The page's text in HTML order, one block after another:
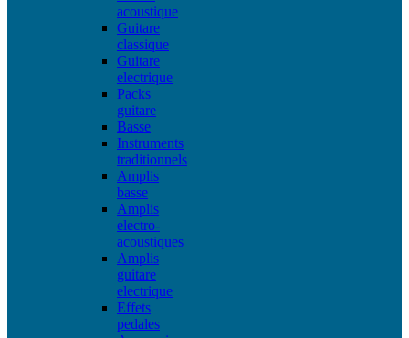
acoustique
Guitare
classique
Guitare
electrique
Packs
guitare
Basse
Instruments
traditionnels
Amplis
basse
Amplis
electro-
acoustiques
Amplis
guitare
electrique
Effets
pedales